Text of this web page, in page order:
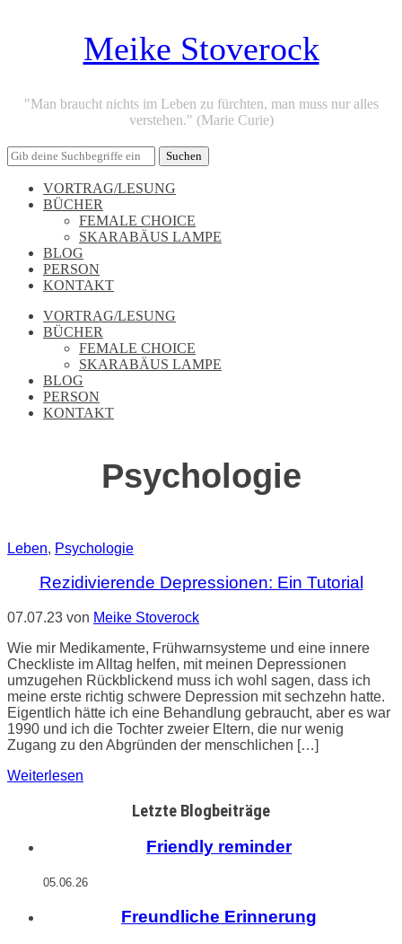
Meike Stoverock
"Man braucht nichts im Leben zu fürchten, man muss nur alles
verstehen." (Marie Curie)
VORTRAG/LESUNG
BÜCHER
FEMALE CHOICE
SKARABÄUS LAMPE
BLOG
PERSON
KONTAKT
VORTRAG/LESUNG
BÜCHER
FEMALE CHOICE
SKARABÄUS LAMPE
BLOG
PERSON
KONTAKT
Psychologie
Leben, Psychologie
Rezidivierende Depressionen: Ein Tutorial
07.07.23 von Meike Stoverock
Wie mir Medikamente, Frühwarnsysteme und eine innere
Checkliste im Alltag helfen, mit meinen Depressionen
umzugehen Rückblickend muss ich wohl sagen, dass ich
meine erste richtig schwere Depression mit sechzehn hatte.
Eigentlich hätte ich eine Behandlung gebraucht, aber es war
1990 und ich die Tochter zweier Eltern, die nur wenig
Zugang zu den Abgründen der menschlichen […]
Weiterlesen
Letzte Blogbeiträge
Friendly reminder
05.06.26
Freundliche Erinnerung